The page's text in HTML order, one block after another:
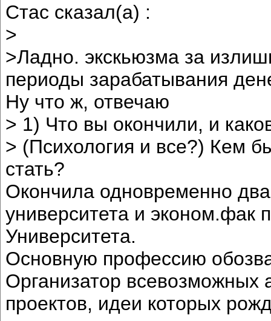
Стас сказал(а) :
>
>Ладно. экскьюзма за
периоды зарабатывания
Ну что ж, отвечаю
> 1) Что вы окончили, и
> (Психология и все?) Кем
стать?
Окончила одновременно
университета и эконом.фак
Университета.
Основную профессию
Организатор
проектов, идеи которых